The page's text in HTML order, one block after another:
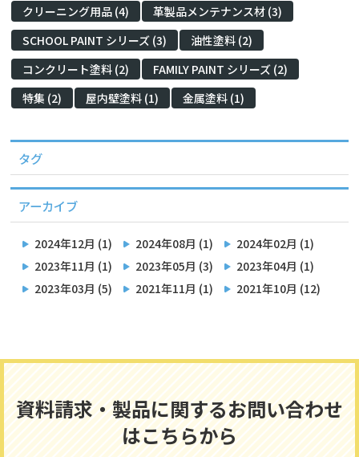
クリーニング用品 (4)
革製品メンテナンス材 (3)
SCHOOL PAINT シリーズ (3)
油性塗料 (2)
コンクリート塗料 (2)
FAMILY PAINT シリーズ (2)
特集 (2)
屋内壁塗料 (1) 金属塗料 (1)
タグ
アーカイブ
2024年12月 (1) 2024年08月 (1)
2024年02月 (1)
2023年11月 (1)
2023年05月 (3)
2023年04月 (1)
2023年03月 (5)
2021年11月 (1) 2021年10月 (12)
資料請求・製品に関するお問い合わせ
はこちらから